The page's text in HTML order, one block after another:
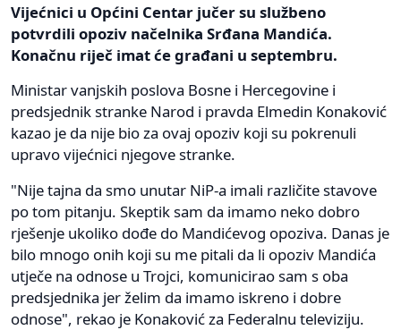
Vijećnici u Općini Centar jučer su službeno
potvrdili opoziv načelnika Srđana Mandića.
Konačnu riječ imat će građani u septembru.
Ministar vanjskih poslova Bosne i Hercegovine i
predsjednik stranke Narod i pravda Elmedin Konaković
kazao je da nije bio za ovaj opoziv koji su pokrenuli
upravo vijećnici njegove stranke.
"Nije tajna da smo unutar NiP-a imali različite stavove
po tom pitanju. Skeptik sam da imamo neko dobro
rješenje ukoliko dođe do Mandićevog opoziva. Danas je
bilo mnogo onih koji su me pitali da li opoziv Mandića
utječe na odnose u Trojci, komunicirao sam s oba
predsjednika jer želim da imamo iskreno i dobre
odnose", rekao je Konaković za Federalnu televiziju.